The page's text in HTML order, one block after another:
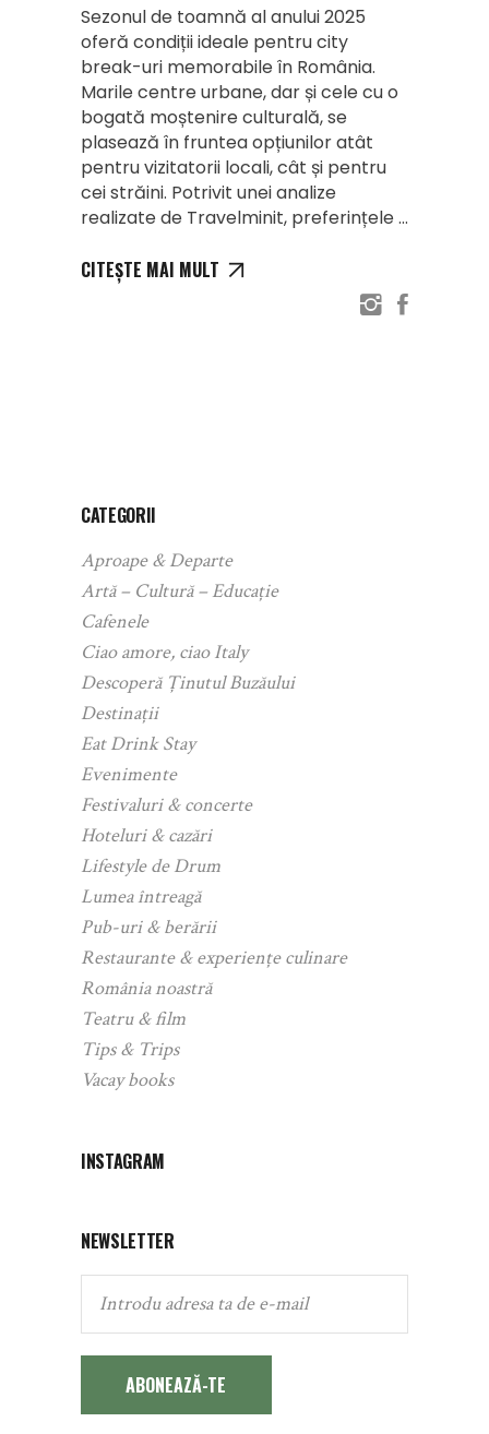
Sezonul de toamnă al anului 2025
oferă condiții ideale pentru city
break-uri memorabile în România.
Marile centre urbane, dar și cele cu o
bogată moștenire culturală, se
plasează în fruntea opțiunilor atât
pentru vizitatorii locali, cât și pentru
cei străini. Potrivit unei analize
realizate de Travelminit, preferințele
CITEȘTE MAI MULT
CATEGORII
Aproape & Departe
Artă – Cultură – Educație
Cafenele
Ciao amore, ciao Italy
Descoperă Ținutul Buzăului
Destinații
Eat Drink Stay
Evenimente
Festivaluri & concerte
Hoteluri & cazări
Lifestyle de Drum
Lumea întreagă
Pub-uri & berării
Restaurante & experiențe culinare
România noastră
Teatru & film
Tips & Trips
Vacay books
INSTAGRAM
NEWSLETTER
ABONEAZĂ-TE